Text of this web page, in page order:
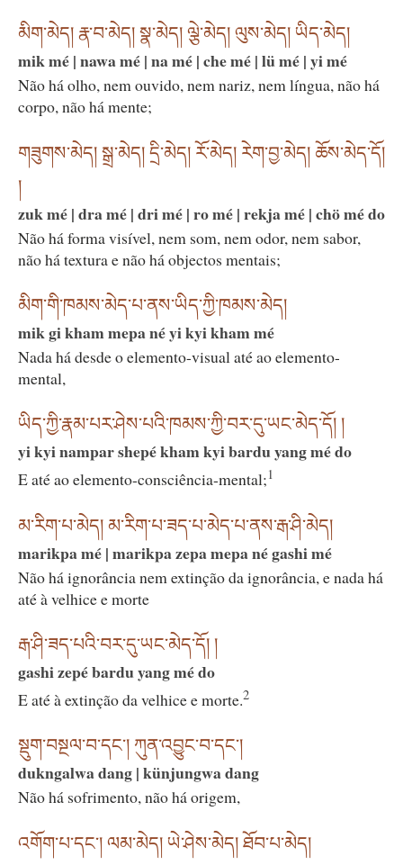
མིག་མེད། རྣ་བ་མེད། སྣ་མེད། ལྕེ་མེད། ལུས་མེད། ཡིད་མེད།
mik mé | nawa mé | na mé | che mé | lü mé | yi mé
Não há olho, nem ouvido, nem nariz, nem língua, não há
corpo, não há mente;
གཟུགས་མེད། སྒྲ་མེད། དྲི་མེད། རོ་མེད། རེག་བྱ་མེད། ཆོས་མེད་དོ།
།
zuk mé | dra mé | dri mé | ro mé | rekja mé | chö mé do
Não há forma visível, nem som, nem odor, nem sabor,
não há textura e não há objectos mentais;
མིག་གི་ཁམས་མེད་པ་ནས་ཡིད་ཀྱི་ཁམས་མེད།
mik gi kham mepa né yi kyi kham mé
Nada há desde o elemento-visual até ao elemento-
mental,
ཡིད་ཀྱི་རྣམ་པར་ཤེས་པའི་ཁམས་ཀྱི་བར་དུ་ཡང་མེད་དོ། །
yi kyi nampar shepé kham kyi bardu yang mé do
E até ao elemento-consciência-mental;1
མ་རིག་པ་མེད། མ་རིག་པ་ཟད་པ་མེད་པ་ནས་རྒ་ཤི་མེད།
marikpa mé | marikpa zepa mepa né gashi mé
Não há ignorância nem extinção da ignorância, e nada há
até à velhice e morte
རྒ་ཤི་ཟད་པའི་བར་དུ་ཡང་མེད་དོ། །
gashi zepé bardu yang mé do
E até à extinção da velhice e morte.2
སྡུག་བསྔལ་བ་དང༌། ཀུན་འབྱུང་བ་དང༌།
dukngalwa dang | künjungwa dang
Não há sofrimento, não há origem,
འགོག་པ་དང༌། ལམ་མེད། ཡེ་ཤེས་མེད། ཐོབ་པ་མེད།